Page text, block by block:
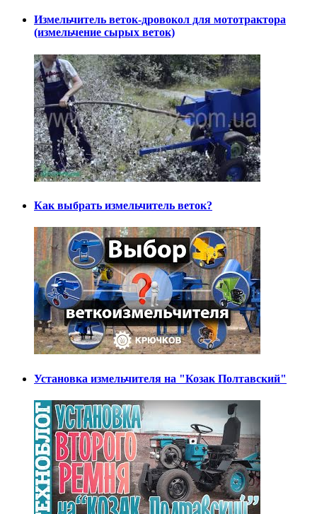
Измельчитель веток-дровокол для мототрактора
(измельчение сырых веток)
Как выбрать измельчитель веток?
Установка измельчителя на "Козак Полтавский"